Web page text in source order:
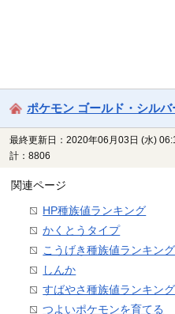
ポケモン ゴールド・シル
最終更新日：2020年06月03日 (水)
計：8806
関連ページ
HP種族値ランキング
かくとうタイプ
こうげき種族値ランキング
しんか
すばやさ種族値ランキング
つよいポケモンを育てる